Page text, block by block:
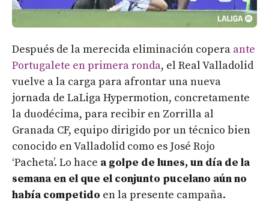
Después de la merecida eliminación copera ante
Portugalete en primera ronda, el Real Valladolid
vuelve a la carga para afrontar una nueva
jornada de LaLiga Hypermotion, concretamente
la duodécima, para recibir en Zorrilla al
Granada CF, equipo dirigido por un técnico bien
conocido en Valladolid como es José Rojo
‘Pacheta’. Lo hace a golpe de lunes, un día de la
semana en el que el conjunto pucelano aún no
había competido en la presente campaña.